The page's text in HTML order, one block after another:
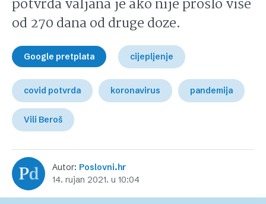
potvrda valjana je ako nije prošlo više
od 270 dana od druge doze.
Google pretplata cijepljenje
covid potvrda koronavirus pandemija
Vili Beroš
Autor: Poslovni.hr
14. rujan 2021. u 10:04